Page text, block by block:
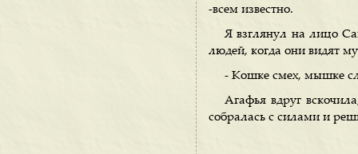
-всем известно.
Я взглянул на лицо
людей, когда они видят
- Кошке смех, мышке
Агафья вдруг
собралась с силами и